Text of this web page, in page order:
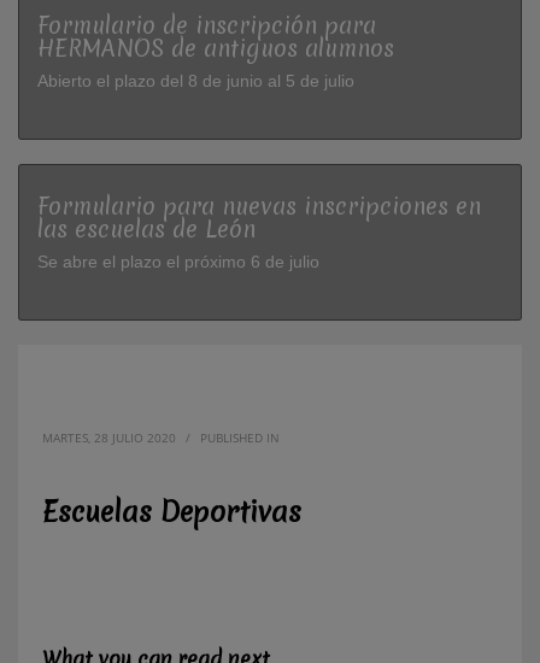
Formulario de inscripción para
HERMANOS de antiguos alumnos
Abierto el plazo del 8 de junio al 5 de julio
Formulario para nuevas inscripciones en
las escuelas de León
Se abre el plazo el próximo 6 de julio
MARTES, 28 JULIO 2020 / PUBLISHED IN
Escuelas Deportivas